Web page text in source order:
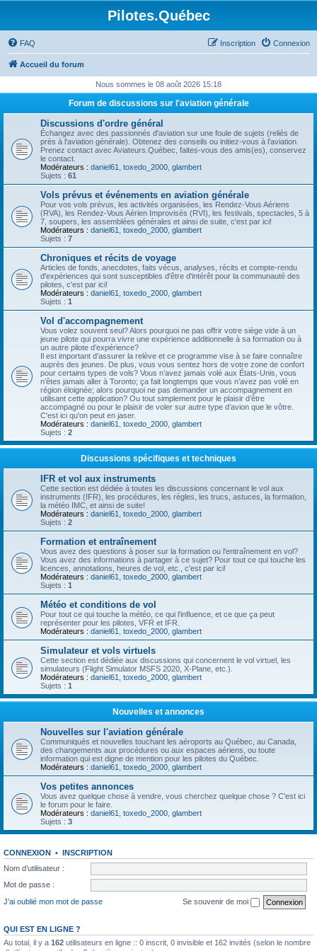
Pilotes.Québec
FAQ Connexion
Inscription
Accueil du forum
Nous sommes le 08 août 2026 15:18
Forum de discussions sur l'aviation générale
Discussions d'ordre général
Échangez avec des passionnés d'aviation sur une foule de sujets (reliés de
près à l'aviation générale). Obtenez des conseils ou initiez-vous à l'aviation.
Prenez contact avec Aviateurs.Québec, faites-vous des amis(es), conservez
le contact.
Modérateurs : daniel61 toxedo_2000 glambert
Sujets : 61
Vols prévus et événements en aviation générale
Pour vos vols prévus, les activités organisées, les Rendez-Vous Aériens
(RVA), les Rendez-Vous Aérien Improvisés (RVI), les festivals, spectacles, 5 à
7, soupers, les assemblées générales et ainsi de suite, c'est par ici!
Modérateurs : daniel61 toxedo_2000 glambert
Sujets : 7
Chroniques et récits de voyage
Articles de fonds, anecdotes, faits vécus, analyses, récits et compte-rendu
d'expériences qui sont susceptibles d'être d'intérêt pour la communauté des
pilotes, c'est par ici!
Modérateurs : daniel61 toxedo_2000 glambert
Sujets : 1
Vol d'accompagnement
Vous volez souvent seul? Alors pourquoi ne pas offrir votre siège vide à un
jeune pilote qui pourra vivre une expérience additionnelle à sa formation ou à
un autre pilote d’expérience?
Il est important d’assurer la relève et ce programme vise à se faire connaître
auprès des jeunes. De plus, vous vous sentez hors de votre zone de confort
pour certains types de vols? Vous n’avez jamais volé aux États-Unis, vous
n’êtes jamais aller à Toronto; ça fait longtemps que vous n’avez pas volé en
région éloignée; alors pourquoi ne pas demander un accompagnement en
utilisant cette application? Ou tout simplement pour le plaisir d’être
accompagné ou pour le plaisir de voler sur autre type d’avion que le vôtre.
C'est ici qu'on peut en jaser.
Modérateurs : daniel61 toxedo_2000 glambert
Sujets : 2
Discussions spécifiques et techniques
IFR et vol aux instruments
Cette section est dédiée à toutes les discussions concernant le vol aux
instruments (IFR), les procédures, les règles, les trucs, astuces, la formation,
la météo IMC, et ainsi de suite!
Modérateurs : daniel61 toxedo_2000 glambert
Sujets : 2
Formation et entraînement
Vous avez des questions à poser sur la formation ou l'entraînement en vol?
Vous avez des informations à partager à ce sujet? Pour tout ce qui touche les
licences, annotations, heures de vol, etc., c'est par ici!
Modérateurs : daniel61 toxedo_2000 glambert
Sujets : 1
Météo et conditions de vol
Pour tout ce qui touche la météo, ce qui l'influence, et ce que ça peut
représenter pour les pilotes, VFR et IFR.
Modérateurs : daniel61 toxedo_2000 glambert
Simulateur et vols virtuels
Cette section est dédiée aux discussions qui concernent le vol virtuel, les
simulateurs (Flight Simulator MSFS 2020, X-Plane, etc.).
Modérateurs : daniel61 toxedo_2000 glambert
Sujets : 1
Nouvelles et annonces
Nouvelles sur l'aviation générale
Communiqués et nouvelles touchant les aéroports au Québec, au Canada,
des changements aux procédures ou aux espaces aériens, ou toute
information qui est digne de mention pour les pilotes du Québec.
Modérateurs : daniel61 toxedo_2000 glambert
Vos petites annonces
Vous avez quelque chose à vendre, vous cherchez quelque chose ? C'est ici
le forum pour le faire.
Modérateurs : daniel61 toxedo_2000 glambert
Sujets : 3
CONNEXION • INSCRIPTION
Nom d’utilisateur :
Mot de passe :
J’ai oublié mon mot de passe
Se souvenir de moi
QUI EST EN LIGNE ?
Au total, il y a 162 utilisateurs en ligne :: 0 inscrit, 0 invisible et 162 invités (selon le nombre